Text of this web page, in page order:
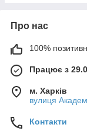
Про нас
100%
Працює з
м. Харків
вулиця
Контакти